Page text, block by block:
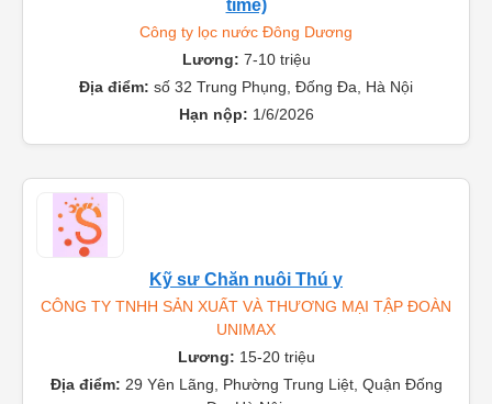
time)
Công ty lọc nước Đông Dương
Lương: 7-10 triệu
Địa điểm: số 32 Trung Phụng, Đống Đa, Hà Nội
Hạn nộp: 1/6/2026
Kỹ sư Chăn nuôi Thú y
CÔNG TY TNHH SẢN XUẤT VÀ THƯƠNG MẠI TẬP ĐOÀN
UNIMAX
Lương: 15-20 triệu
Địa điểm: 29 Yên Lãng, Phường Trung Liệt, Quận Đống